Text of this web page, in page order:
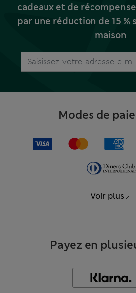
cadeaux et de
par une réduction de 15 %
maison
Modes de
Voir plus
Payez en